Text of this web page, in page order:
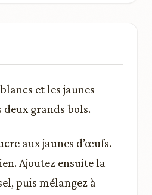
et les jaunes
deux grands bols.
aux jaunes d’œufs.
Ajoutez ensuite la
puis mélangez à